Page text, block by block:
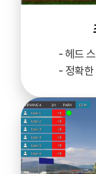
- 헤드
- 정확한